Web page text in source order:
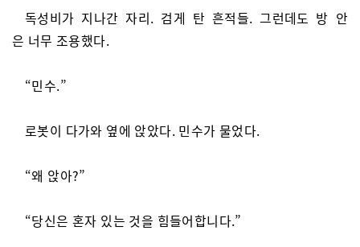
독성비가 지나간 자리. 검게 탄 흔적들. 그런데도 방 안
은 너무 조용했다.
“민수.”
로봇이 다가와 옆에 앉았다. 민수가 물었다.
“왜 앉아?”
“당신은 혼자 있는 것을 힘들어합니다.”